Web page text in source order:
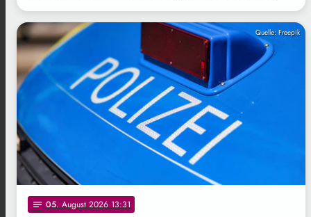
Quelle: Freepik
notes 05. August 2026 13:31